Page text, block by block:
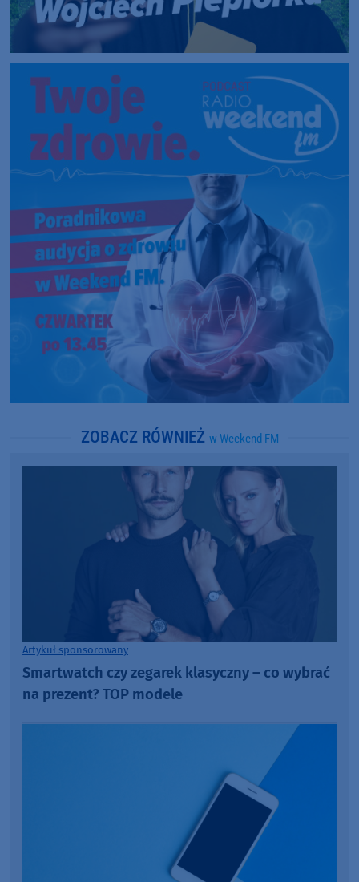
ZOBACZ RÓWNIEŻ w Weekend FM
Artykuł sponsorowany
Smartwatch czy zegarek klasyczny – co wybrać
na prezent? TOP modele